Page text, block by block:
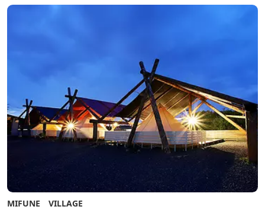
MIFUNE VILLAGE